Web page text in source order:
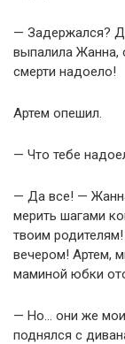
— Задержался?
выпалила Жанна,
смерти надоело!
Артем опешил.
— Что тебе
— Да все! —
мерить шагами
твоим
вечером! Артем,
маминой юбки
— Но… они же мои
поднялся с